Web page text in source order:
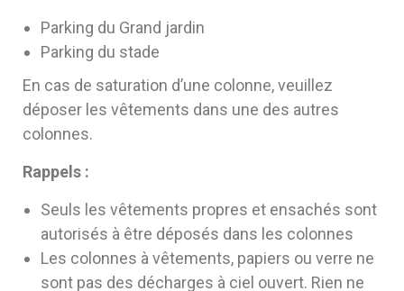
Parking du Grand jardin
Parking du stade
En cas de saturation d’une colonne, veuillez
déposer les vêtements dans une des autres
colonnes.
Rappels :
Seuls les vêtements propres et ensachés sont
autorisés à être déposés dans les colonnes
Les colonnes à vêtements, papiers ou verre ne
sont pas des décharges à ciel ouvert. Rien ne